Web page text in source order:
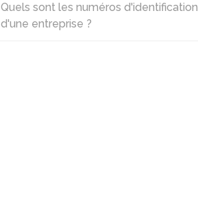
Quels sont les numéros d'identification
d'une entreprise ?